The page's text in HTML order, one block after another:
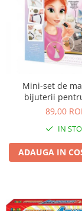
Mini-set de
bijuterii
89,00
IN
ADAUGA IN